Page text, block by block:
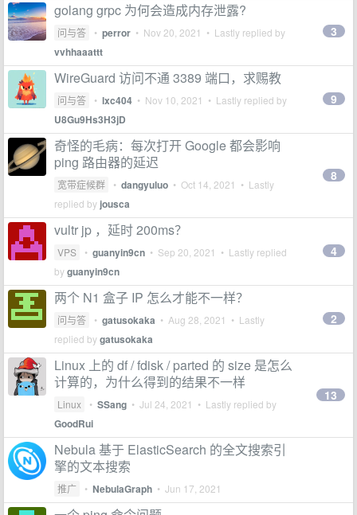
golang grpc 为何会造成内存泄露?
问与答 • perror • Nov 20, 2021 • Lastly replied by
vvhhaaattt
3
WireGuard 访问不通 3389 端口，求赐教
问与答 • lxc404 • Nov 10, 2021 • Lastly replied by
U8Gu9Hs3H3jD
9
奇怪的毛病：每次打开 Google 都会影响
ping 路由器的延迟
宽带症候群 • dangyuluo • Oct 14, 2021 • Lastly
replied by jousca
8
vultr jp ，延时 200ms？
VPS • guanyin9cn • Sep 20, 2021 • Lastly replied
byguanyin9cn
4
两个 N1 盒子 IP 怎么才能不一样？
问与答 • gatusokaka • Aug 28, 2021 • Lastly
replied bygatusokaka
2
Linux 上的 df / fdisk / parted 的 size 是怎么
计算的，为什么得到的结果不一样
Linux • SSang • Jul 24, 2021 • Lastly replied by
GoodRui
13
Nebula 基于 ElasticSearch 的全文搜索引
擎的文本搜索
推广 • NebulaGraph • Jun 17, 2021